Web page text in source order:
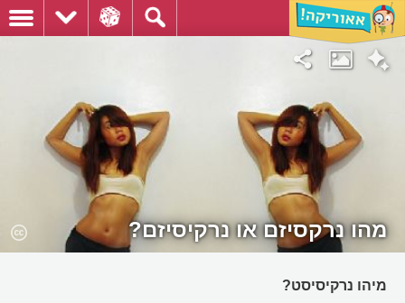
מהו נרקסיזם או נרקיסיזם?
מיהו נרקיסיסט?